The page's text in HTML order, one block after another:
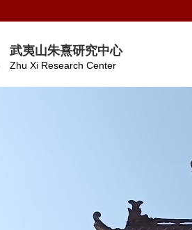
武夷山朱熹研究中心
Zhu Xi Research Center